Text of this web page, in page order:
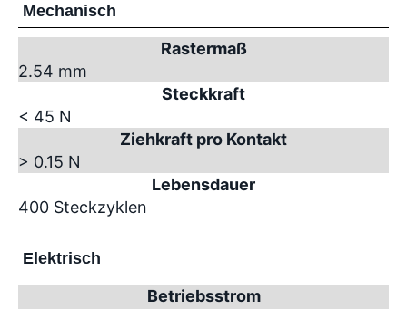
Mechanisch
Rastermaß
2.54 mm
Steckkraft
< 45 N
Ziehkraft pro Kontakt
> 0.15 N
Lebensdauer
400 Steckzyklen
Elektrisch
Betriebsstrom